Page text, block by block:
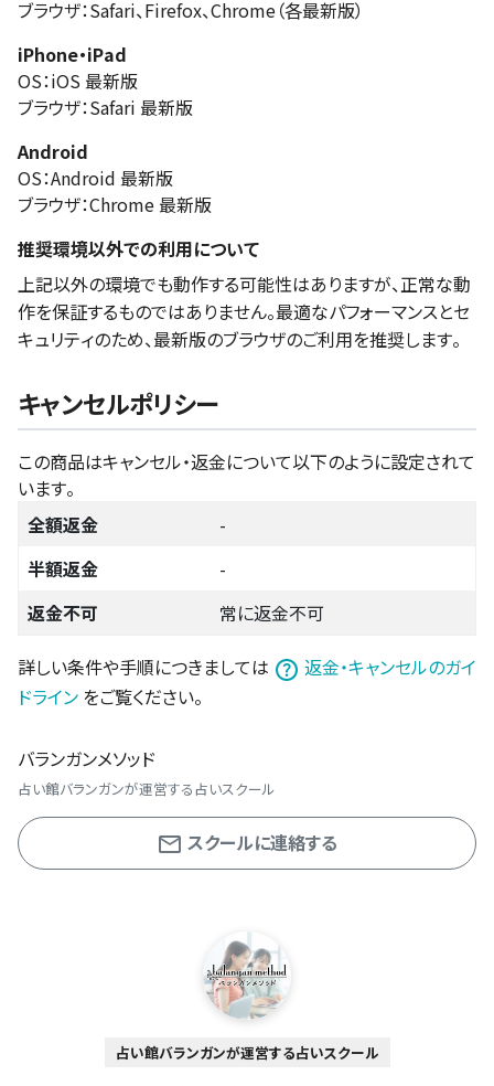
ブラウザ：Safari、Firefox、Chrome（各最新版）
iPhone・iPad
OS：iOS 最新版
ブラウザ：Safari 最新版
Android
OS：Android 最新版
ブラウザ：Chrome 最新版
推奨環境以外での利用について
上記以外の環境でも動作する可能性はありますが、正常な動
作を保証するものではありません。最適なパフォーマンスとセ
キュリティのため、最新版のブラウザのご利用を推奨します。
キャンセルポリシー
この商品はキャンセル・返金について以下のように設定されて
います。
全額返金
-
半額返金
-
返金不可
常に返金不可
詳しい条件や手順につきましては
返金・キャンセルのガイ
ドライン をご覧ください。
バランガンメソッド
占い館バランガンが運営する占いスクール
スクールに連絡する
占い館バランガンが運営する占いスクール